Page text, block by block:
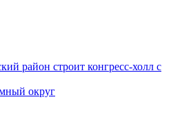
район строит конгресс-холл с
округ